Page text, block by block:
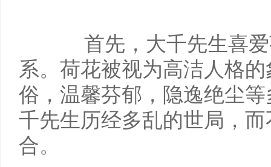
首先，大千先生喜
系。荷花被视为高洁人格
俗，温馨芬郁，隐逸绝尘
千先生历经多乱的世局，
合。